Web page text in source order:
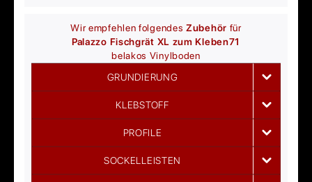
Wir empfehlen folgendesZubehör für
Palazzo Fischgrät XL zum Kleben71
belakos Vinylboden
GRUNDIERUNG
KLEBSTOFF
PROFILE
SOCKELLEISTEN